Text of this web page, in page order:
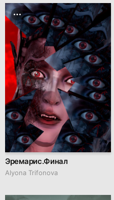
Эремарис.Финал
Alyona Trifonova